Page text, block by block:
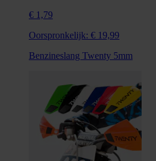
€ 1,79
Oorspronkelijk: € 19,99
Benzineslang Twenty 5mm